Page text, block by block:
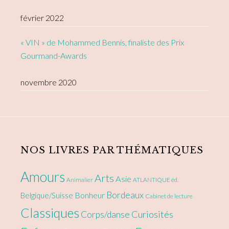
février 2022
« VIN » de Mohammed Bennis, finaliste des Prix
Gourmand-Awards
novembre 2020
NOS LIVRES PAR THÉMATIQUES
Amours Animalier Arts Asie ATLANTIQUE éd.
Belgique/Suisse Bonheur Bordeaux Cabinet de lecture
Classiques Corps/danse Curiosités